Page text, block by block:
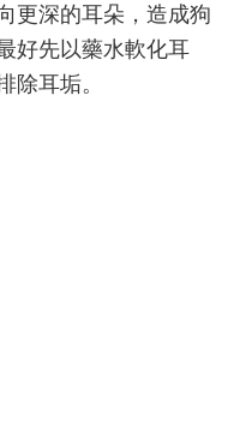
更深的耳朵，造成狗
好先以藥水軟化耳
除耳垢。